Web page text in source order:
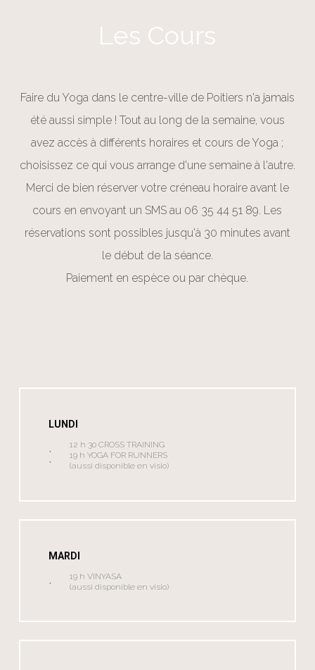
Les Cours
Faire du Yoga dans le centre-ville de Poitiers n'a jamais
été aussi simple ! Tout au long de la semaine, vous
avez accès à différents horaires et cours de Yoga ;
choisissez ce qui vous arrange d'une semaine à l'autre.
Merci de bien réserver votre créneau horaire avant le
cours en envoyant un SMS au 06 35 44 51 89. Les
réservations sont possibles jusqu'à 30 minutes avant
le début de la séance.
Paiement en espèce ou par chèque.
LUNDI
12 h 30 CROSS TRAINING
19 h YOGA FOR RUNNERS
(aussi disponible en visio)
MARDI
19 h VINYASA
(aussi disponible en visio)